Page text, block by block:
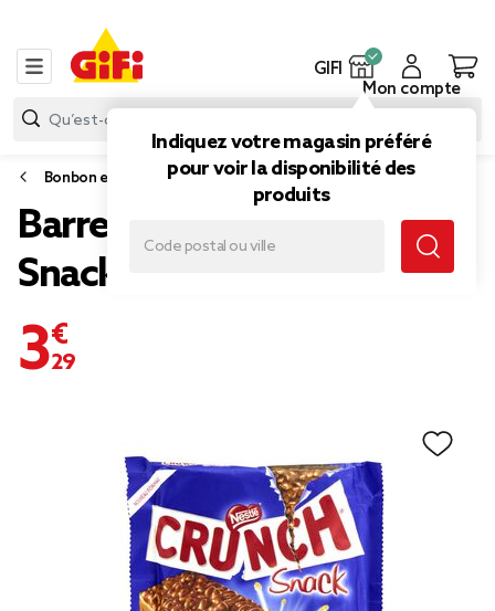
GIFI
Indiquez votre magasin préféré
pour voir la disponibilité des
produits
Mon compte
Bonbon et gourmandise
Barre chocolatée Crunch
Snack Nestlé 3x30gr
3,29 €